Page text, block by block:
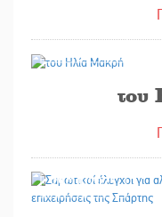
του
29/10/2025